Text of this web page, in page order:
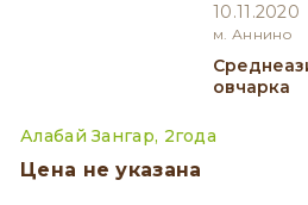
10.11.2020
м. Аннино
Среднеазиатская
овчарка
Алабай Зангар, 2года
Цена не указана